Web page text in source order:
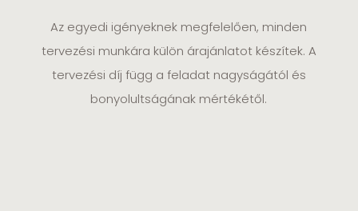
Az egyedi igényeknek megfelelően, minden
tervezési munkára külön árajánlatot készítek. A
tervezési díj függ a feladat nagyságától és
bonyolultságának mértékétől.